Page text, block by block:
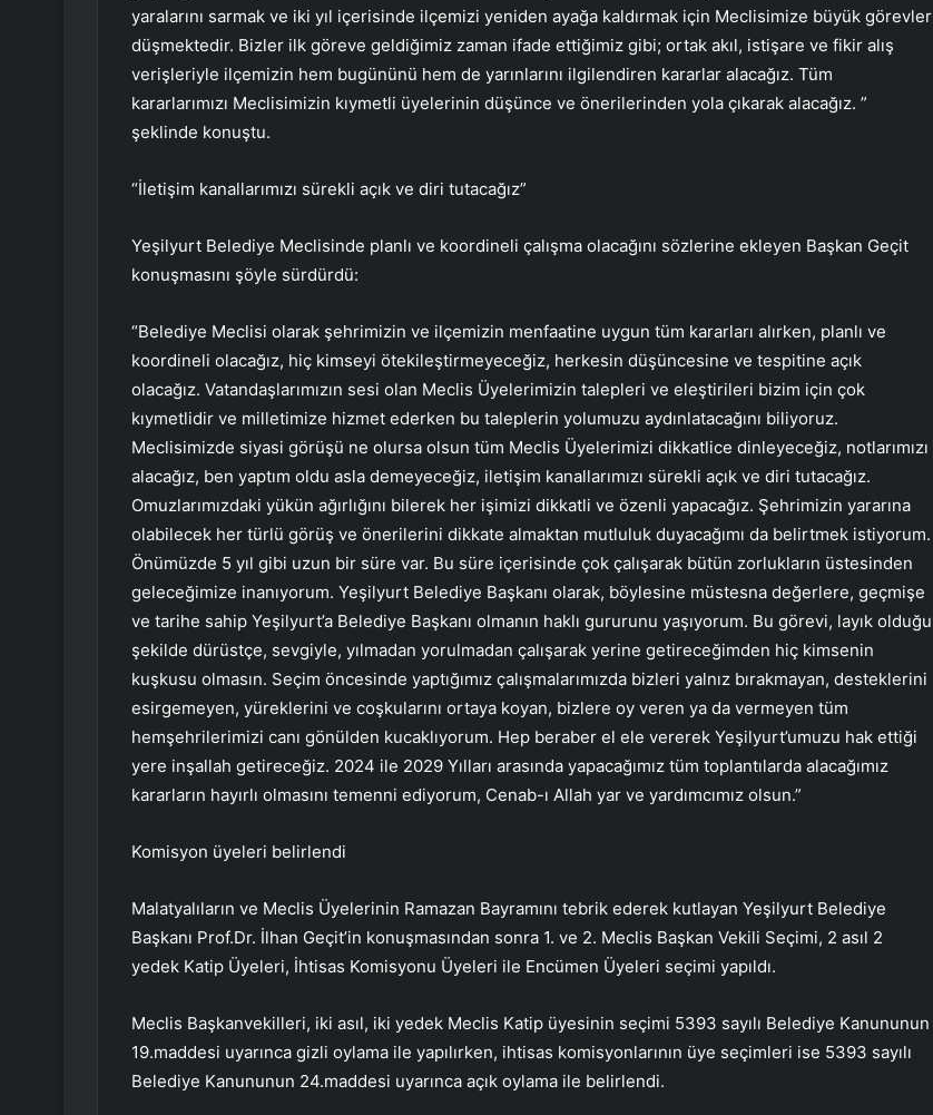
yaralarını sarmak ve iki yıl içerisinde ilçemizi yeniden ayağa kaldırmak için Meclisimize büyük görevler
düşmektedir. Bizler ilk göreve geldiğimiz zaman ifade ettiğimiz gibi; ortak akıl, istişare ve fikir alış
verişleriyle ilçemizin hem bugününü hem de yarınlarını ilgilendiren kararlar alacağız. Tüm
kararlarımızı Meclisimizin kıymetli üyelerinin düşünce ve önerilerinden yola çıkarak alacağız. ”
şeklinde konuştu.
“İletişim kanallarımızı sürekli açık ve diri tutacağız”
Yeşilyurt Belediye Meclisinde planlı ve koordineli çalışma olacağını sözlerine ekleyen Başkan Geçit
konuşmasını şöyle sürdürdü:
“Belediye Meclisi olarak şehrimizin ve ilçemizin menfaatine uygun tüm kararları alırken, planlı ve
koordineli olacağız, hiç kimseyi ötekileştirmeyeceğiz, herkesin düşüncesine ve tespitine açık
olacağız. Vatandaşlarımızın sesi olan Meclis Üyelerimizin talepleri ve eleştirileri bizim için çok
kıymetlidir ve milletimize hizmet ederken bu taleplerin yolumuzu aydınlatacağını biliyoruz.
Meclisimizde siyasi görüşü ne olursa olsun tüm Meclis Üyelerimizi dikkatlice dinleyeceğiz, notlarımızı
alacağız, ben yaptım oldu asla demeyeceğiz, iletişim kanallarımızı sürekli açık ve diri tutacağız.
Omuzlarımızdaki yükün ağırlığını bilerek her işimizi dikkatli ve özenli yapacağız. Şehrimizin yararına
olabilecek her türlü görüş ve önerilerini dikkate almaktan mutluluk duyacağımı da belirtmek istiyorum.
Önümüzde 5 yıl gibi uzun bir süre var. Bu süre içerisinde çok çalışarak bütün zorlukların üstesinden
geleceğimize inanıyorum. Yeşilyurt Belediye Başkanı olarak, böylesine müstesna değerlere, geçmişe
ve tarihe sahip Yeşilyurt’a Belediye Başkanı olmanın haklı gururunu yaşıyorum. Bu görevi, layık olduğu
şekilde dürüstçe, sevgiyle, yılmadan yorulmadan çalışarak yerine getireceğimden hiç kimsenin
kuşkusu olmasın. Seçim öncesinde yaptığımız çalışmalarımızda bizleri yalnız bırakmayan, desteklerini
esirgemeyen, yüreklerini ve coşkularını ortaya koyan, bizlere oy veren ya da vermeyen tüm
hemşehrilerimizi canı gönülden kucaklıyorum. Hep beraber el ele vererek Yeşilyurt’umuzu hak ettiği
yere inşallah getireceğiz. 2024 ile 2029 Yılları arasında yapacağımız tüm toplantılarda alacağımız
kararların hayırlı olmasını temenni ediyorum, Cenab-ı Allah yar ve yardımcımız olsun.”
Komisyon üyeleri belirlendi
Malatyalıların ve Meclis Üyelerinin Ramazan Bayramını tebrik ederek kutlayan Yeşilyurt Belediye
Başkanı Prof.Dr. İlhan Geçit’in konuşmasından sonra 1. ve 2. Meclis Başkan Vekili Seçimi, 2 asıl 2
yedek Katip Üyeleri, İhtisas Komisyonu Üyeleri ile Encümen Üyeleri seçimi yapıldı.
Meclis Başkanvekilleri, iki asıl, iki yedek Meclis Katip üyesinin seçimi 5393 sayılı Belediye Kanununun
19.maddesi uyarınca gizli oylama ile yapılırken, ihtisas komisyonlarının üye seçimleri ise 5393 sayılı
Belediye Kanununun 24.maddesi uyarınca açık oylama ile belirlendi.